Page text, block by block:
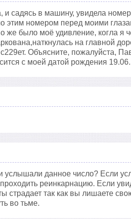
садясь в машину, увидела
этим номером перед моими
же было моё удивление, когла я
на главной
Объясните, пожалуйста,
с моей датой рождения
услышали данное число? Если
реинкарнацию. Если
страдает так как вы лишаете
во тьме.